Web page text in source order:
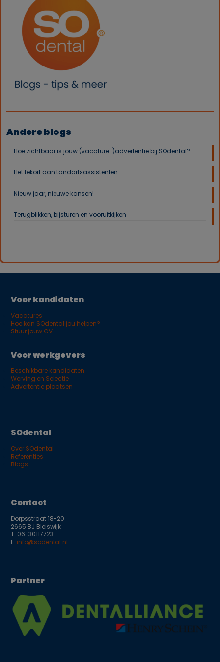
Andere blogs
Hoe zichtbaar is jouw (vacature-)advertentie bij SOdental?
Het tekort aan tandartsassistenten
Nieuw jaar, nieuwe kansen!
Terugblikken, bijsturen en vooruitkijken
Voor kandidaten
Vacatures
Hoe kan SOdental jou helpen?
Stuur jouw CV
Voor werkgevers
Beschikbare kandidaten
Werving en Selectie
Advertentie plaatsen
SOdental
Over SOdental
Referenties
Blogs
Contact
Dorpsstraat 18-20
2665 BJ Bleiswijk
T. 06-30117723
E. info@sodental.nl
Partner